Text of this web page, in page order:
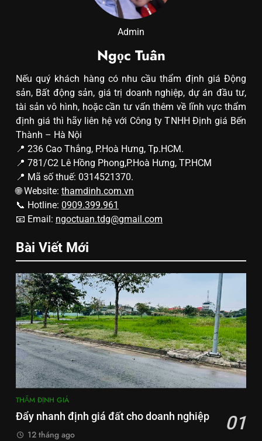
Admin
Ngọc Tuân
Nếu quý khách hàng có nhu cầu thẩm định giá Động
sản, Bất động sản, giá trị doanh nghiệp, dự án đầu tư,
tài sản vô hình, hoặc cần tư vấn thêm về lĩnh vực thẩm
định giá thì hãy liên hệ với Công ty TNHH Định giá Bến
Thành – Hà Nội
📍 236 Cao Thắng, P.Hoà Hưng, Tp.HCM.
📍 781/C2 Lê Hồng Phong,P.Hoà Hưng, TP.HCM
📍 Mã số thuế: 0314521370.
🌐 Website: thamdinh.com.vn
📞 Hotline: 0909.399.961
📧 Email: ngoctuan.tdg@gmail.com
Bài Viết Mới
THẨM ĐỊNH GIÁ
Đẩy nhanh định giá đất cho doanh nghiệp 01
12 tháng ago